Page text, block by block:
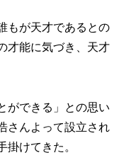
もが天才であるとの
才能に気づき、天才
ができる」との思い
さんよって設立され
掛けてきた。